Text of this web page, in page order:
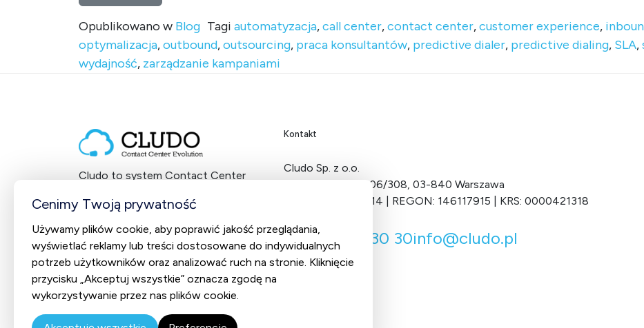
Opublikowano w Blog Tagi automatyzacja,call center,contact center,customer experience,
optymalizacja,outbound,outsourcing, praca konsultantów, predictive dialer, predictive dialing, SLA,
wydajność, zarządzanie kampaniami
Cludo to system Contact Center
od 2012 roku.
Kontakt
Cludo Sp. z o.o.
ul. Grochowska 306/308, 03-840 Warszawa
NIP: 701-034-11-14 | REGON: 146117915 | KRS: 0000421318
+48 22 122 30 30info@cludo.pl
Social media
Cenimy Twoją prywatność
Używamy plików cookie, aby poprawić jakość przeglądania,
wyświetlać reklamy lub treści dostosowane do indywidualnych
potrzeb użytkowników oraz analizować ruch na stronie. Kliknięcie
przycisku „Akceptuj wszystkie” oznacza zgodę na
wykorzystywanie przez nas plików cookie.